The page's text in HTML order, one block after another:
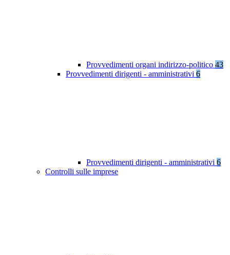
Provvedimenti organi indirizzo-politico 43
Provvedimenti dirigenti - amministrativi 6
Provvedimenti dirigenti - amministrativi 6
Controlli sulle imprese